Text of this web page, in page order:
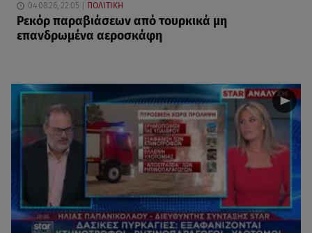
04.08.26, 22:05 ΠΟΛΙΤΙΚΗ
Ρεκόρ παραβιάσεων από τουρκικά μη
επανδρωμένα αεροσκάφη